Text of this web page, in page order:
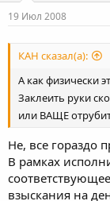
19 Июл 2008
КАН сказал(а):
А как физически
Заклеить руки
или ВАЩЕ
Не, все гораздо
В рамках
взыскания на